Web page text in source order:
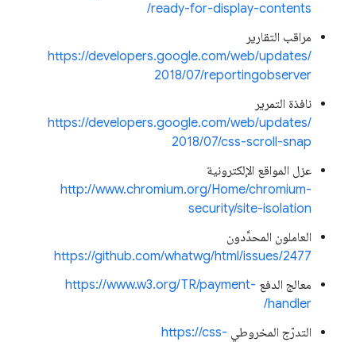
ready-for-display-contents/
مراقب التقارير
https://developers.google.com/web/updates/
2018/07/reportingobserver
نافذة التمرير
https://developers.google.com/web/updates/
2018/07/css-scroll-snap
عزل المواقع الإلكترونية
http://www.chromium.org/Home/chromium-
security/site-isolation
العاملون المحدَّدون
https://github.com/whatwg/html/issues/2477
معالج الدفع https://www.w3.org/TR/payment-
handler/
التدرّج المخروطي https://css-